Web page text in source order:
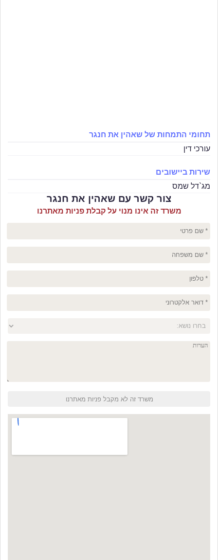
תחומי התמחות של שאהין את חנגר
עורכי דין
שירות ביישובים
מג`דל שמס
צור קשר עם שאהין את חנגר
משרד זה אינו מנוי על קבלת פניות מאתרנו